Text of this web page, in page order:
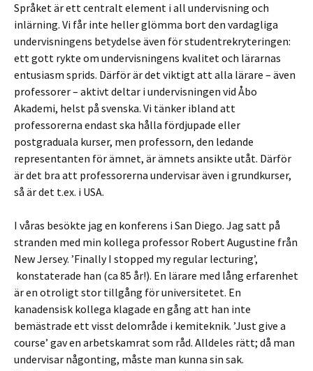
Språket är ett centralt element i all undervisning och
inlärning. Vi får inte heller glömma bort den vardagliga
undervisningens betydelse även för studentrekryteringen:
ett gott rykte om undervisningens kvalitet och lärarnas
entusiasm sprids. Därför är det viktigt att alla lärare – även
professorer – aktivt deltar i undervisningen vid Åbo
Akademi, helst på svenska. Vi tänker ibland att
professorerna endast ska hålla fördjupade eller
postgraduala kurser, men professorn, den ledande
representanten för ämnet, är ämnets ansikte utåt. Därför
är det bra att professorerna undervisar även i grundkurser,
så är det t.ex. i USA.
I våras besökte jag en konferens i San Diego. Jag satt på
stranden med min kollega professor Robert Augustine från
New Jersey. ’Finally I stopped my regular lecturing’,
konstaterade han (ca 85 år!). En lärare med lång erfarenhet
är en otroligt stor tillgång för universitetet. En
kanadensisk kollega klagade en gång att han inte
bemästrade ett visst delområde i kemiteknik. ’Just give a
course’ gav en arbetskamrat som råd. Alldeles rätt; då man
undervisar någonting, måste man kunna sin sak.